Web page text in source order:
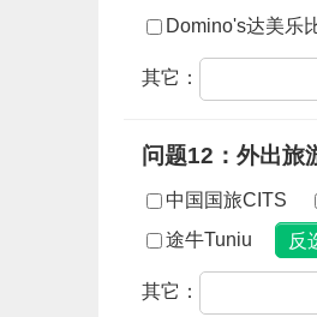
Domino's达美乐
其它：
问题12：外出旅
中国国旅CITS
途牛Tuniu
其它：